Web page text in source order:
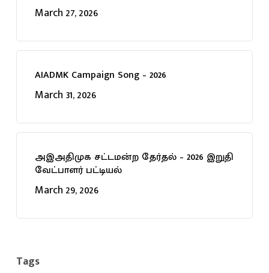
March 27, 2026
AIADMK Campaign Song – 2026
March 31, 2026
அஇஅதிமுக சட்டமன்ற தேர்தல் – 2026 இறுதி
வேட்பாளர் பட்டியல்
March 29, 2026
Tags